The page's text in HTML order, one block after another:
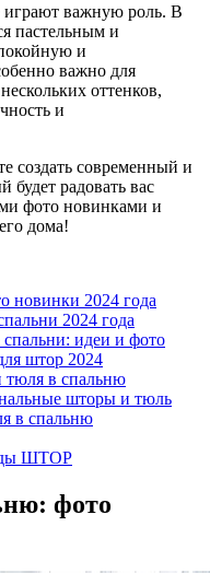
играют важную роль. В
пастельным и
и
важно для
оттенков,
и
создать современный и
будет радовать вас
фото новинками и
дома!
новинки 2024 года
2024 года
идеи и фото
штор 2024
тюля в спальню
шторы и тюль
в спальню
ШТОР
фото